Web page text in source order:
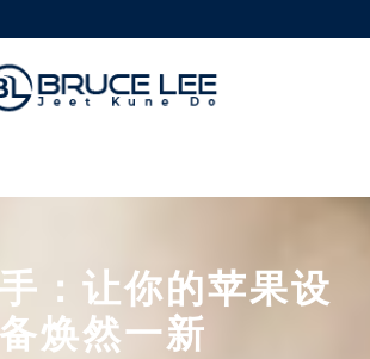
：让你的苹果设
备焕然一新